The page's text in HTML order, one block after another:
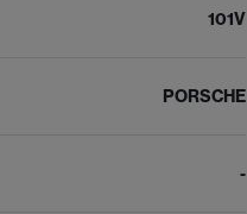
101V
PORSCHE
-